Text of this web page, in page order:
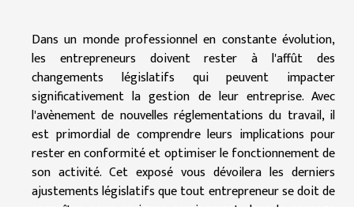
Dans un monde professionnel en constante évolution,
les entrepreneurs doivent rester à l'affût des
changements législatifs qui peuvent impacter
significativement la gestion de leur entreprise. Avec
l'avènement de nouvelles réglementations du travail, il
est primordial de comprendre leurs implications pour
rester en conformité et optimiser le fonctionnement de
son activité. Cet exposé vous dévoilera les derniers
ajustements législatifs que tout entrepreneur se doit de